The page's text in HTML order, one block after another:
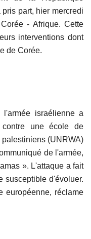
part, hier mercredi
- Afrique. Cette
interventions dont
de Corée.
israélienne a
contre une école de
(UNRWA)
de l'armée,
». L'attaque a fait
susceptible d'évoluer.
européenne, réclame